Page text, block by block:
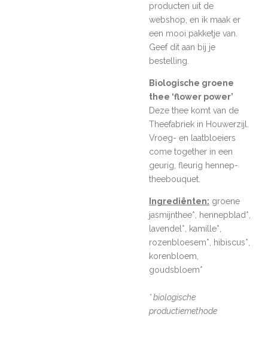
producten uit de
webshop, en ik maak er
een mooi pakketje van.
Geef dit aan bij je
bestelling.
Biologische groene
thee ‘flower power’
Deze thee komt van de
Theefabriek in Houwerzijl.
Vroeg- en laatbloeiers
come together in een
geurig, fleurig hennep-
theebouquet.
Ingrediënten: groene
jasmijnthee*, hennepblad*,
lavendel*, kamille*,
rozenbloesem*, hibiscus*,
korenbloem,
goudsbloem*
* biologische
productiemethode